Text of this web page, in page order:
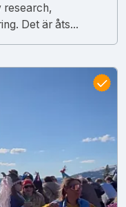
research,
Det är åts...